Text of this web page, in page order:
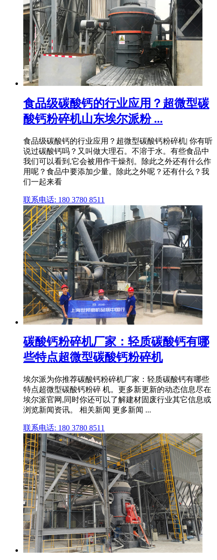
食品级碳酸钙的行业应用？超微型碳
酸钙粉碎机山东埃尔派粉 ...
食品级碳酸钙的行业应用？超微型碳酸钙粉碎机| 你有听
说过碳酸钙吗？又叫做大理石。不溶于水。有些食品中
我们可以看到,它会被用作干燥剂。除此之外还有什么作
用呢？食品中要添加少量。除此之外呢？还有什么？我
们一起来看
联系电话: 180 3780 8511
碳酸钙粉碎机厂家：轻质碳酸钙有哪
些特点超微型碳酸钙粉碎机
埃尔派为你推荐碳酸钙粉碎机厂家：轻质碳酸钙有哪些
特点超微型碳酸钙粉碎 机。更多新更新的动态信息尽在
埃尔派官网,同时你还可以了解建材固废行业其它信息或
浏览新闻资讯。 相关新闻 更多新闻 ...
联系电话: 180 3780 8511